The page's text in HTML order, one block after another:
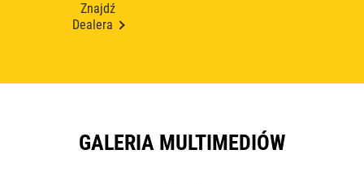
Znajdź
Dealera
GALERIA MULTIMEDIÓW